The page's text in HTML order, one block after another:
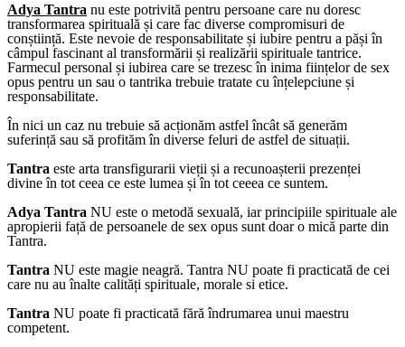
Adya Tantra nu este potrivită pentru persoane care nu doresc
transformarea spirituală și care fac diverse compromisuri de
conștiință. Este nevoie de responsabilitate și iubire pentru a păși în
câmpul fascinant al transformării și realizării spirituale tantrice.
Farmecul personal și iubirea care se trezesc în inima ființelor de sex
opus pentru un sau o tantrika trebuie tratate cu înțelepciune și
responsabilitate.
În nici un caz nu trebuie să acționăm astfel încât să generăm
suferință sau să profităm în diverse feluri de astfel de situații.
Tantra este arta transfigurarii vieții și a recunoașterii prezenței
divine în tot ceea ce este lumea și în tot ceeea ce suntem.
Adya Tantra NU este o metodă sexuală, iar principiile spirituale ale
apropierii față de persoanele de sex opus sunt doar o mică parte din
Tantra.
Tantra NU este magie neagră. Tantra NU poate fi practicată de cei
care nu au înalte calități spirituale, morale si etice.
Tantra NU poate fi practicată fără îndrumarea unui maestru
competent.